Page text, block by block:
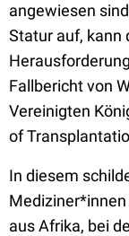
angewiesen
Statur auf, kann
Fallbericht von
Vereinigten
of
In diesem
aus Afrika, bei